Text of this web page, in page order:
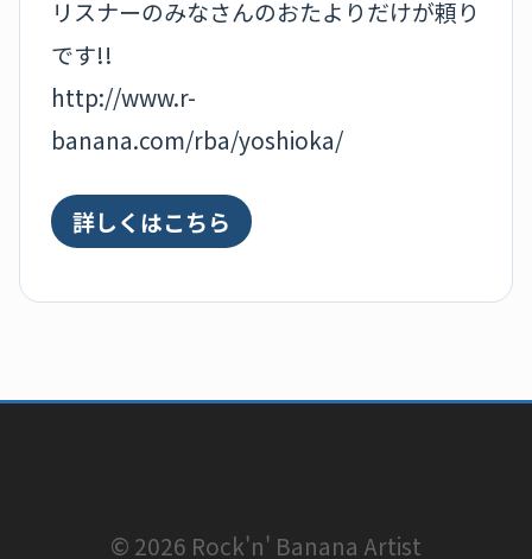
リスナーのみなさんのおたよりだけが頼り
です!!
http://www.r-
banana.com/rba/yoshioka/
詳しくはこちら
© 2026 Rock'n' Banana Artist